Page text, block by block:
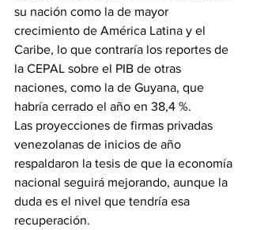
su nación como la de mayor
crecimiento de América Latina y el
Caribe, lo que contraría los reportes de
la CEPAL sobre el PIB de otras
naciones, como la de Guyana, que
habría cerrado el año en 38,4 %.
Las proyecciones de firmas privadas
venezolanas de inicios de año
respaldaron la tesis de que la economía
nacional seguirá mejorando, aunque la
duda es el nivel que tendría esa
recuperación.